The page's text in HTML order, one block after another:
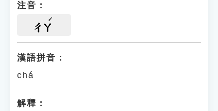
注音：
ㄔㄚ
漢語拼音：
chá
解釋：